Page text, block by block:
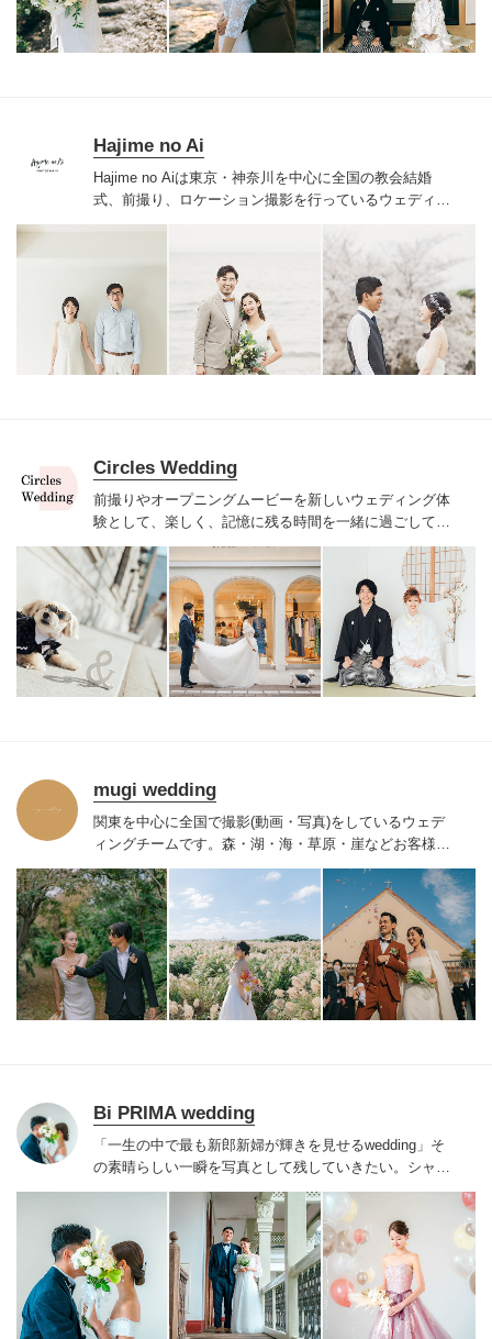
もらえる写真にしたい！自分史上最高の自分に出会える
ように最高に楽しい空間を過ごしてもらえるようにいつ
ものおふたりに、少し彩りを添えて""らしさ""を大切に
Hajime no Ai
Hajime no Aiは東京・神奈川を中心に全国の教会結婚
式、前撮り、ロケーション撮影を行っているウェディン
グフォトチームです
何十年後もずっと飾っていられて みなさんがいつで
も原点に戻れるような 一生の宝物フォトを届けることが
私たちの願いです
【キャンセル規定】 結婚式撮影の場
合・ご契約日〜２ヶ月前まで 内金の3万円・２ヶ月
前〜１ヶ月前まで お申し込みプランの半額・１ヶ月
その他の撮影プラン
の場合・撮影1ヶ月前〜1週間前 撮影料金の50%・撮影
Circles Wedding
前撮りやオープニングムービーを新しいウェディング体
験として、楽しく、記憶に残る時間を一緒に過ごしてい
ただきます。前撮り写真やオープニングムービーをお客
様と一緒に作るプロジェクトとして考えており、準備〜
当日〜納品まで常に「お二人の叶えたい」をヒアリング
し続け、一緒に形にします。
★悪天候等による日程変更
は無料で対応いたします。
キャンセル料：1か月〜２週
間前 50％ 2週間前～当日（延期後） 100％
mugi wedding
関東を中心に全国で撮影(動画・写真)をしているウェデ
ィングチームです。 森・湖・海・草原・崖などお客様が
撮影したいロケーションにて私たちが出張撮影をいたし
ます。お2人だけのコンセプトを余すことなく動画・写真
で表現し、オーダーメイドの作品をお届けいたします。
「色褪せない想い出を」をご一緒に創り上げていきませ
んか。【キャンセル規定】ご契約日から撮影日の31日前
まで→キャンセル料は発生しません。撮影日の30日前か
ら８日前まで→お見積額の50％撮影日の７日前から前日
まで→お見積額の75％撮影日当日→お見積額の100％
Bi PRIMA wedding
「一生の中で最も新郎新婦が輝きを見せるwedding」そ
の素晴らしい一瞬を写真として残していきたい。 シャッ
ターを切った瞬間、まるでその場所にいるお二人の気持
ち、あたたかさ、優しい声までも聞こえてくるようなそ
んな大事な一瞬を大切に切り取って参ります。あなたの
「一生の宝物」そんな最高のフォトウェディングをお届
けすることをお約束いたします。